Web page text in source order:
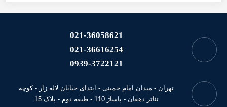
021-36058621
021-36616254
0939-3722121
تهران - میدان امام خمینی - ابتدای خیابان لاله زار - کوچه
تئاتر دهقان - پاساژ 110 - طبقه دوم - پلاک 15